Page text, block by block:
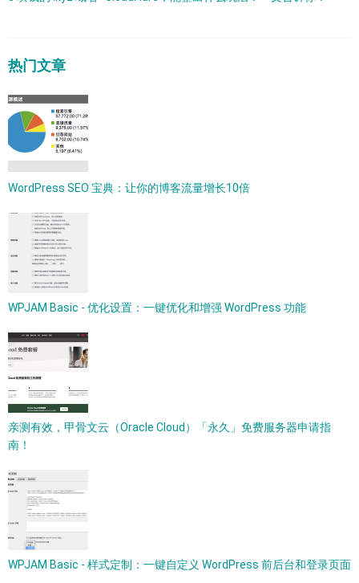
热门文章
WordPress SEO 宝典：让你的博客流量增长10倍
WPJAM Basic - 优化设置：一键优化和增强 WordPress 功能
亲测有效，甲骨文云（Oracle Cloud）「永久」免费服务器申请指
南！
WPJAM Basic - 样式定制：一键自定义 WordPress 前后台和登录页面